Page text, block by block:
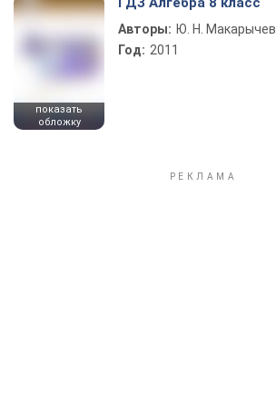
показать
обложку
Авторы: Ю. Н. Макарычев
Год: 2011